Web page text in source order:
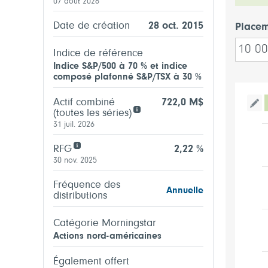
07 août 2026
Date de création 28 oct. 2015
Indice de référence
Indice S&P/500 à 70 % et indice
composé plafonné S&P/TSX à 30 %
Actif combiné
(toutes les séries)
722,0 M$
31 juil. 2026
RFG 2,22 %
30 nov. 2025
Fréquence des
distributions
Annuelle
Catégorie Morningstar
Actions nord-américaines
Également offert